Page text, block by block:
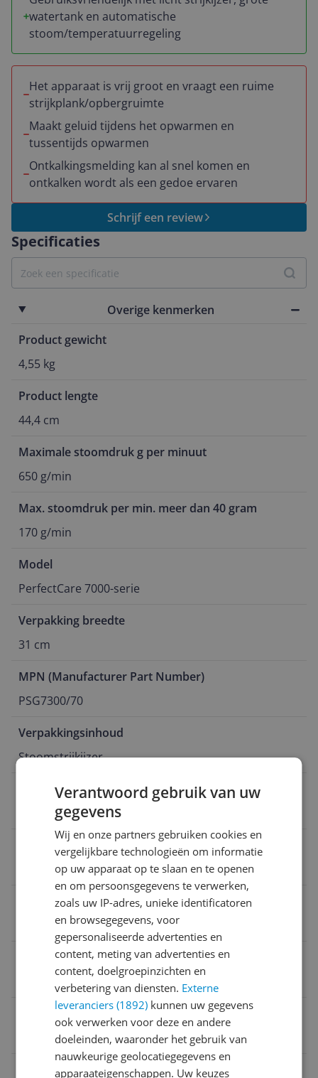
Specificaties
Overige kenmerken
Product gewicht
4,55 kg
Product lengte
44,4 cm
Maximale stoomdruk g per minuut
650 g/min
Max. stoomdruk per min. meer dan 40 gram
170 g/min
Model
PerfectCare 7000-serie
Verpakking breedte
31 cm
MPN (Manufacturer Part Number)
PSG7300/70
Verpakkingsinhoud
Stoomstrijkijzer
Veiligheid uitschakelen
Opwarmtijd stoom
Vermogen
3.120 Hz
Product breedte
Capaciteit waterreservoir meer dan 1 liter
Fabrieksgarantie termijn
watertank en automatische
stoom/temperatuurregeling
Het apparaat is vrij groot en vraagt een ruime
strijkplank/opbergruimte
Maakt geluid tijdens het opwarmen en
tussentijds opwarmen
Ontkalkingsmelding kan al snel komen en
ontkalken wordt als een gedoe ervaren
Schrijf een review
Verantwoord gebruik van uw
gegevens
Wij en onze partners gebruiken cookies en
vergelijkbare technologieën om informatie
op uw apparaat op te slaan en te openen
en om persoonsgegevens te verwerken,
zoals uw IP-adres, unieke identificatoren
en browsegegevens, voor
gepersonaliseerde advertenties en
content, meting van advertenties en
content, doelgroepinzichten en
verbetering van diensten. Externe
leveranciers (1892) kunnen uw gegevens
ook verwerken voor deze en andere
doeleinden, waaronder het gebruik van
nauwkeurige geolocatiegegevens en
apparaateigenschappen. Uw keuzes